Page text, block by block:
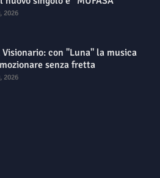
2026
con "Luna" la musica
senza fretta
2026